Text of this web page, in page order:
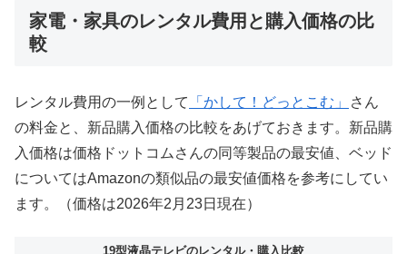
家電・家具のレンタル費用と購入価格の比
較
レンタル費用の一例として 「かして！どっとこむ」
さん
の料金と、新品購入価格の比較をあげておきます。新品購
入価格は価格ドットコムさんの同等製品の最安値、ベッド
についてはAmazonの類似品の最安値価格を参考にしてい
ます。（価格は2026年2月23日現在）
19型液晶テレビのレンタル・購入比較